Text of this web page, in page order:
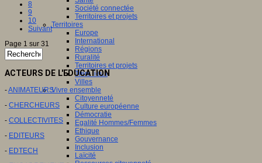
Société connectée
Territoires et projets
Territoires
Europe
International
Régions
Ruralité
Territoires et projets
Tiers lieux
Villes
Vivre ensemble
Citoyenneté
Culture européenne
Démocratie
Egalité Hommes/Femmes
Ethique
Gouvernance
Inclusion
Laïcité
8
9
10
Suivant
Page 1 sur 31
ACTEURS DE L'EDUCATION
-ANIMATEURS
- CHERCHEURS
- COLLECTIVITES
- EDITEURS
- EDTECH